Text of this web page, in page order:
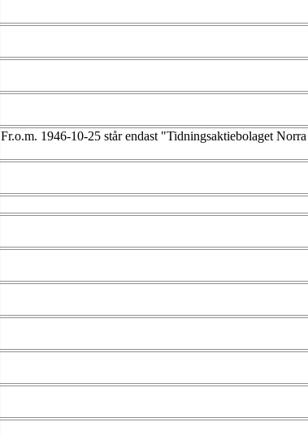
Fr.o.m. 1946-10-25 står endast "Tidningsaktiebolaget